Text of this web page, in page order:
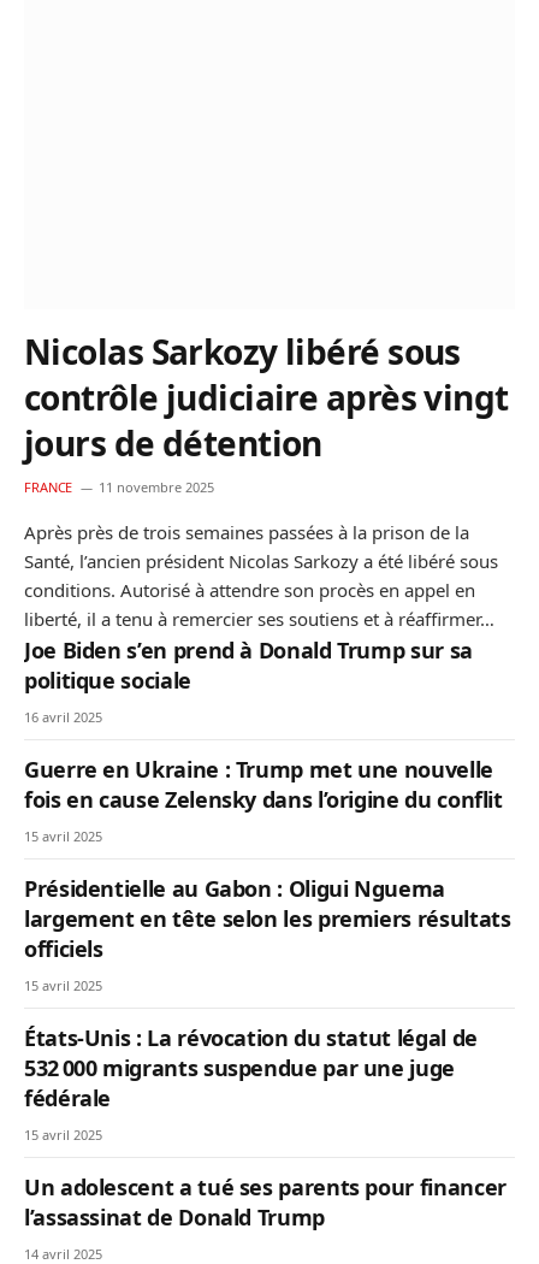
Nicolas Sarkozy libéré sous
contrôle judiciaire après vingt
jours de détention
FRANCE 11 novembre 2025
Après près de trois semaines passées à la prison de la
Santé, l’ancien président Nicolas Sarkozy a été libéré sous
conditions. Autorisé à attendre son procès en appel en
liberté, il a tenu à remercier ses soutiens et à réaffirmer…
Joe Biden s’en prend à Donald Trump sur sa
politique sociale
16 avril 2025
Guerre en Ukraine : Trump met une nouvelle
fois en cause Zelensky dans l’origine du conflit
15 avril 2025
Présidentielle au Gabon : Oligui Nguema
largement en tête selon les premiers résultats
officiels
15 avril 2025
États-Unis : La révocation du statut légal de
532 000 migrants suspendue par une juge
fédérale
15 avril 2025
Un adolescent a tué ses parents pour financer
l’assassinat de Donald Trump
14 avril 2025